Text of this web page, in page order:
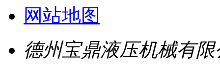
网站地图
德州宝鼎液压机械有